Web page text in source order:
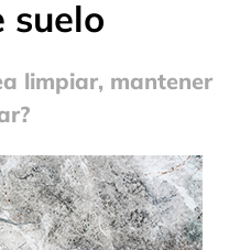
suelo
limpiar, mantener